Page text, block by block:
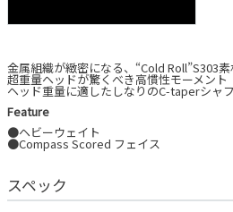
金属組織が緻密になる、“Cold Roll”S303素
超重量ヘッドが驚くべき高慣性モーメント
ヘッド重量に適したしなりのC-taperシャ
Feature
●ヘビーウェイト
●Compass Scored フェイス
スペック